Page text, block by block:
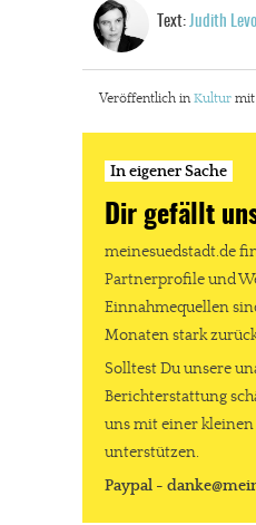
Dir gefällt
meinesuedstadt.de finanziert
Werbung. Beide
stark zurückgegangen.
Solltest Du unsere unabhängige
Paypal -
JETZT SPENDEN Schon
Text: Judith
Veröffentlich in Kultur mit
In eigener Sache
Dir gefällt
meinesuedstadt.de
Partnerprofile und
Einnahmequellen
Monaten stark
Solltest Du unsere
Berichterstattung
uns mit einer kleinen
unterstützen.
Paypal -